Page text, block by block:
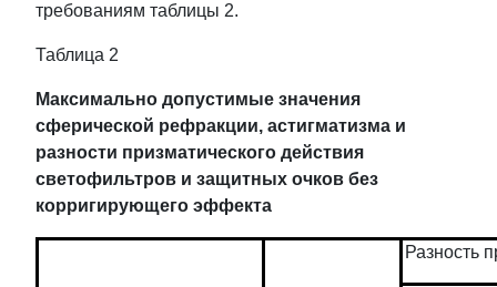
требованиям таблицы 2.
Таблица 2
Максимально допустимые значения
сферической рефракции, астигматизма и
разности призматического действия
светофильтров и защитных очков без
корригирующего эффекта
Разность